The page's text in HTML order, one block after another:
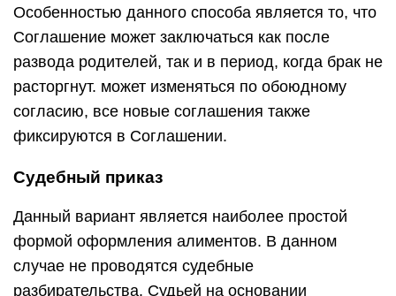
Особенностью данного способа является то, что
Соглашение может заключаться как после
развода родителей, так и в период, когда брак не
расторгнут. может изменяться по обоюдному
согласию, все новые соглашения также
фиксируются в Соглашении.
Судебный приказ
Данный вариант является наиболее простой
формой оформления алиментов. В данном
случае не проводятся судебные
разбирательства. Судьей на основании